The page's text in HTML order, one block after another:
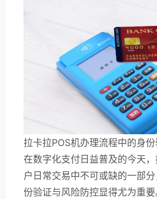
拉卡拉POS机办理流程中的身
在数字化支付日益普及的今天
户日常交易中不可或缺的一部
份验证与风险防控显得尤为重